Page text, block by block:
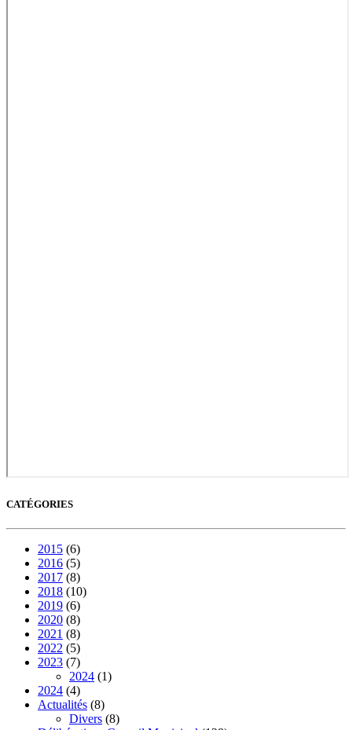
CATÉGORIES
2015 (6)
2016 (5)
2017 (8)
2018 (10)
2019 (6)
2020 (8)
2021 (8)
2022 (5)
2023 (7)
2024 (1)
2024 (4)
Actualités (8)
Divers (8)